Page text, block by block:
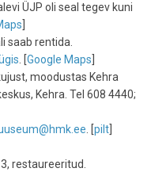
ÜJP oli seal tegev kuni
saab rentida.
. [Google Maps
moodustas Kehra
Kehra. Tel 608 4440;
. [pilt
restaureeritud.